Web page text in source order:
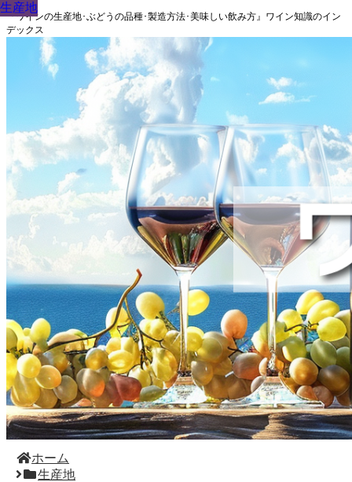
『ワインの生産地･ぶどうの品種･製造方法･美味しい飲み方』ワイン知識のイン
デックス
ホーム
生産地
生産地
生産地
生産地
生産地
生産地
生産地
生産地
生産地
生産地